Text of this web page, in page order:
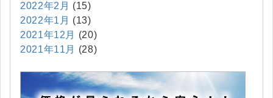
2022年2月 (15)
2022年1月 (13)
2021年12月
(20)
2021年11月
(28)